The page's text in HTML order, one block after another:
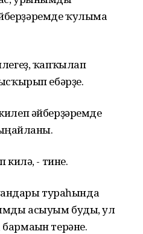
ҡулыма
ҡапҡылап
ебәрҙе.
әйберҙәремде
килә, - тине.
тураһында
асыуым буды, ул
терәне.